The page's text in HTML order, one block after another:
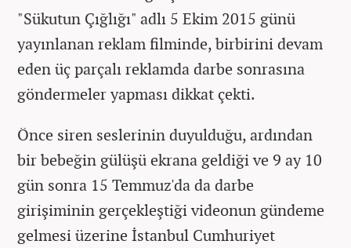
"Sükutun Çığlığı" adlı 5 Ekim 2015 günü
yayınlanan reklam filminde, birbirini devam
eden üç parçalı reklamda darbe sonrasına
göndermeler yapması dikkat çekti.
Önce siren seslerinin duyulduğu, ardından
bir bebeğin gülüşü ekrana geldiği ve 9 ay 10
gün sonra 15 Temmuz'da da darbe
girişiminin gerçekleştiği videonun gündeme
gelmesi üzerine İstanbul Cumhuriyet